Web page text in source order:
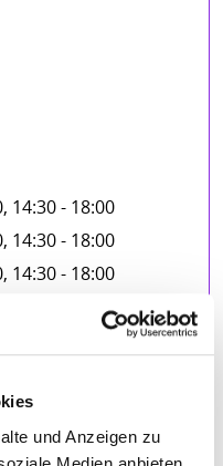
und Anzeigen zu
14:30 - 18:00
14:30 - 18:00
14:30 - 18:00
14:30 - 18:00